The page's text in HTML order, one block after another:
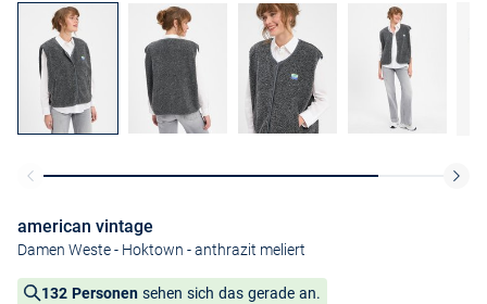
american vintage
Damen Weste - Hoktown - anthrazit meliert
132 Personen sehen sich das gerade an.